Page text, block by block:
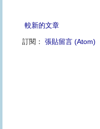
較新的文章
訂閱： 張貼留言 (Atom)